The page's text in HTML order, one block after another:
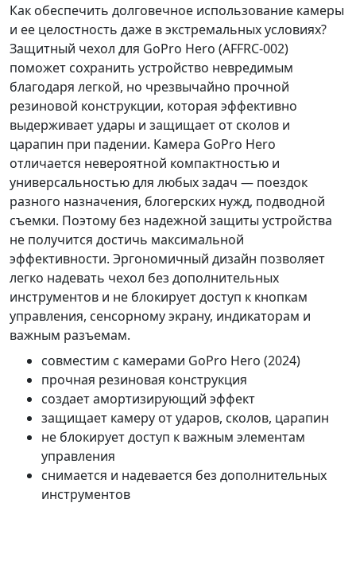
Как обеспечить долговечное использование камеры
и ее целостность даже в экстремальных условиях?
Защитный чехол для GoPro Hero (AFFRC-002)
поможет сохранить устройство невредимым
благодаря легкой, но чрезвычайно прочной
резиновой конструкции, которая эффективно
выдерживает удары и защищает от сколов и
царапин при падении. Камера GoPro Hero
отличается невероятной компактностью и
универсальностью для любых задач — поездок
разного назначения, блогерских нужд, подводной
съемки. Поэтому без надежной защиты устройства
не получится достичь максимальной
эффективности. Эргономичный дизайн позволяет
легко надевать чехол без дополнительных
инструментов и не блокирует доступ к кнопкам
управления, сенсорному экрану, индикаторам и
важным разъемам.
совместим с камерами GoPro Hero (2024)
прочная резиновая конструкция
создает амортизирующий эффект
защищает камеру от ударов, сколов, царапин
не блокирует доступ к важным элементам
управления
снимается и надевается без дополнительных
инструментов